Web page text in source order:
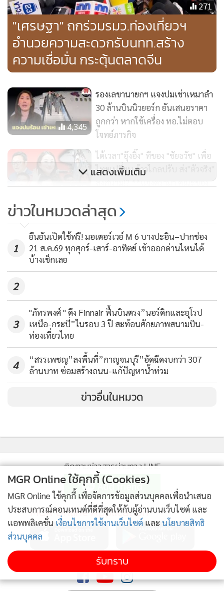
นายกิตติพงศ์กล่าวว่า การทดลองปฏิบัติการฯ ทั้ง 3 ครั้งที่ผ่านมา
เรียบร้อยในทุกขั้นตอน โดย ทสภ.ได้นำข้อเสนอแนะจากทุกฝ่าย
ที่เกี่ยวข้องไปปรับปรุงกระบวนการต่างๆ เพื่อสร้างความมั่นใจว่า
ทุกระบบมีความพร้อมสำหรับการให้บริการอาคาร SAT-1 แบบ
Soft Opening ในวันที่ 28 กันยายน 2566 เป็นต้นไป ทั้งนี้ การ
เปิดให้บริการอาคาร SAT-1 จะเพิ่มศักยภาพของ ทสภ.ในการ
รองรับผู้โดยสารที่จะเพิ่มขึ้นอย่างต่อเนื่อง อีกทั้งยังสอดคล้องกับ
มาตรการกระตุ้นเศรษฐกิจจากการท่องเที่ยวของรัฐบาลต่อไป
271
"เศรษฐา" ถกร่วมรมว.ท่องเที่ยวฯ
อำนวยความสะดวกรับนทท.สร้าง
ความเชื่อมั่น กระตุ้นตลาดจีน
4,345
รองเลขานายกฯ แจงปมเช่าเหมาลำ
30 ล้านบินนิวยอร์ก ยันเสนอราคา
ถูกกว่า หากใช้เครื่อง ทอ.ไม่ตอบ
โจทย์ภารกิจ
4,345
ได้เวลา"อุ๊งอิ๊ง" ทีของ "ชัยธวัช" เพื่อ
ไทยเปลี่ยน ก้าวไกลปรับ ส่ง"ตัวจริง"
ลงสนาม!? **แจงดรามา คณะของ
สหรัฐฯ ถูกกว่าเครื่องบินกองทัพ ส่วน
ลูกสาว ที่ติดตามแม่ไปปฏิบัติภารกิจ
ออกค่าใช้จ่ายเองนะจ๊ะ
สุวรรณภูมิ เครื่องขัดข้อง จนต้อง
แสดงเพิ่มเติม
ข่าวในหมวดล่าสุด
1
ยืนยันเปิดใช้ฟรี! มอเตอร์เวย์ M 6 บางปะอิน–ปากช่อง
21 ส.ค.69 ทุกศุกร์-เสาร์-อาทิตย์ เข้าออกด่านไหนได้
บ้างเช็กเลย
2
3
"ภัทรพงศ์ " ดึง Finnair ฟื้นบินตรง”นอร์ดิกและยุโรป
เหนือ-กระบี่”ในรอบ 3 ปี สะท้อนศักยภาพสนามบิน-
ท่องเที่ยวไทย
4
“สรรเพชญ”ลงพื้นที่”กาญจนบุรี”อัดฉีดงบกว่า 307
ล้านบาท ซ่อมสร้างถนน-แก้ปัญหาน้ำท่วม
ข่าวอื่นในหมวด
ติดตามข่าวสารผ่านทาง LINE
MGR Online Application
ติดตาม MGR Online
MGR Online ใช้คุกกี้ (Cookies)
MGR Online ใช้คุกกี้ เพื่อจัดการข้อมูลส่วนบุคคลเพื่อนำเสนอ
ประสบการณ์คอนเทนต์ที่ดีที่สุดให้กับผู้อ่านบนเว็บไซต์ และ
แอพพลิเคชั่น เงื่อนไขการใช้งานเว็บไซต์ และ นโยบายสิทธิ
ส่วนบุคคล
รับทราบ